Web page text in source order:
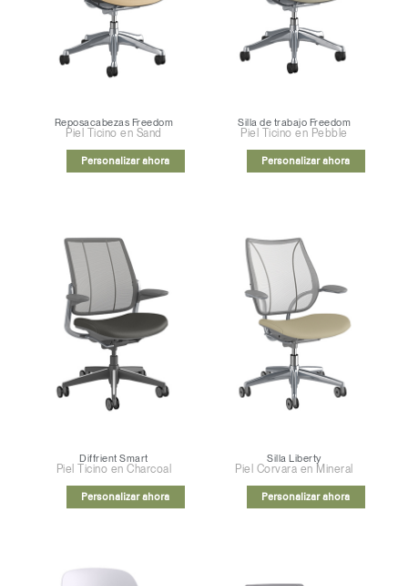
Reposacabezas Freedom
Piel Ticino en Sand
Personalizar ahora
Silla de trabajo Freedom
Piel Ticino en Pebble
Personalizar ahora
Diffrient Smart
Piel Ticino en Charcoal
Personalizar ahora
Silla Liberty
Piel Corvara en Mineral
Personalizar ahora